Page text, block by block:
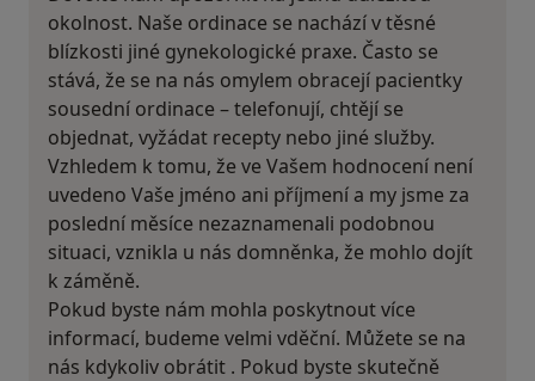
okolnost. Naše ordinace se nachází v těsné
blízkosti jiné gynekologické praxe. Často se
stává, že se na nás omylem obracejí pacientky
sousední ordinace – telefonují, chtějí se
objednat, vyžádat recepty nebo jiné služby.
Vzhledem k tomu, že ve Vašem hodnocení není
uvedeno Vaše jméno ani příjmení a my jsme za
poslední měsíce nezaznamenali podobnou
situaci, vznikla u nás domněnka, že mohlo dojít
k záměně.
Pokud byste nám mohla poskytnout více
informací, budeme velmi vděční. Můžete se na
nás kdykoliv obrátit . Pokud byste skutečně